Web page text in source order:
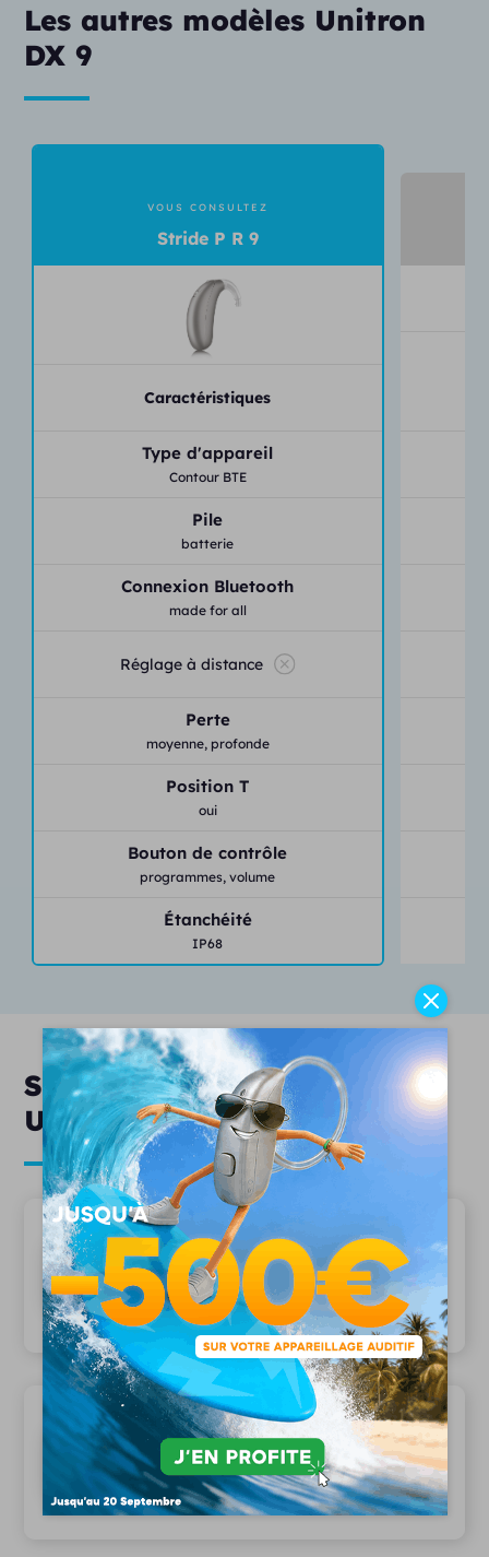
Les autres modèles Unitron
DX 9
VOUS CONSULTEZ
Stride P R 9
Caractéristiques
Type d'appareil
Contour BTE
Pile
batterie
Connexion Bluetooth
made for all
Réglage à distance
Perte
moyenne, profonde
Position T
oui
Bouton de contrôle
programmes, volume
Étanchéité
IP68
Services & engagements
Unisson
20 ans d'expertise
Depuis 2006, plus 15 000 patients nous
font confiance
Une équipe pluridisciplinaire
Des audioprothésistes diplômés,
assistant(e)s et techniciens à votre écoute